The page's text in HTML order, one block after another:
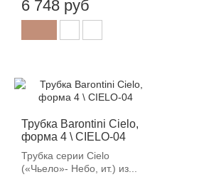
6 748 руб
Трубка Barontini Cielo,
форма 4 \ CIELO-04
Трубка серии Cielo
(«Чьело»- Небо, ит.) из...